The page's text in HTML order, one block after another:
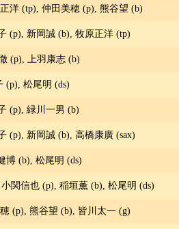
洋 (tp), 仲田美穂 (p), 熊谷望 (b)
(p), 新岡誠 (b), 牧原正洋 (tp)
(p), 上羽康志 (b)
(p), 松尾明 (ds)
(p), 緑川一男 (b)
(p), 新岡誠 (b), 高橋康廣 (sax)
博 (b), 松尾明 (ds)
関信也 (p), 稲垣薫 (b), 松尾明 (ds)
(p), 熊谷望 (b), 皆川太一 (g)